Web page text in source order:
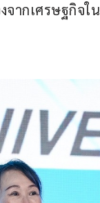
ากเศรษฐกิจใ